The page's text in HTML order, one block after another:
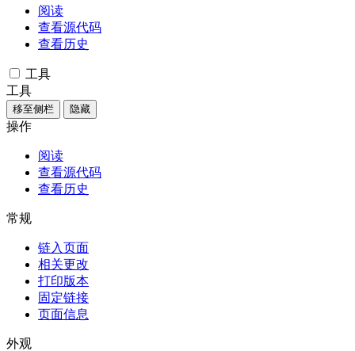
阅读
查看源代码
查看历史
工具
工具
移至侧栏 隐藏
操作
阅读
查看源代码
查看历史
常规
链入页面
相关更改
打印版本
固定链接
页面信息
外观